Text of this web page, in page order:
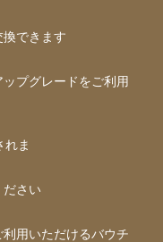
できます
プグレードをご利用
ま
さい
用いただけるバウチ